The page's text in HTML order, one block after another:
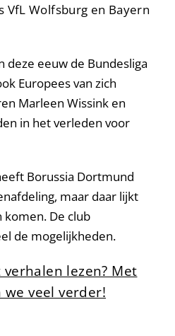
VfL Wolfsburg en Bayern
deze eeuw de Bundesliga
Europees van zich
Marleen Wissink en
in het verleden voor
Borussia Dortmund
maar daar lijkt
komen. De club
de mogelijkheden.
lezen? Met
veel verder!